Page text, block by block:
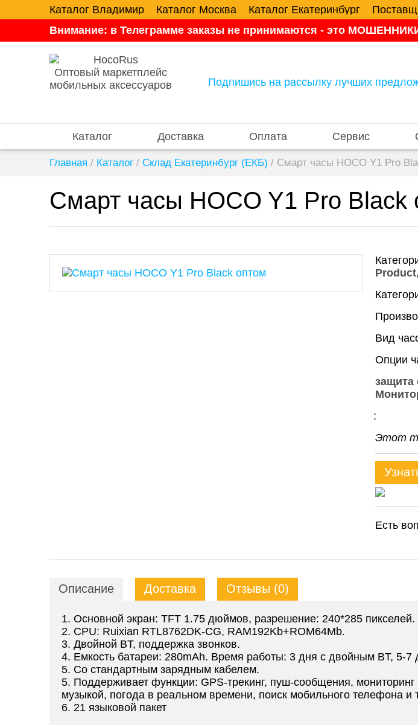
Каталог Владимир Каталог Москва Каталог Екатеринбург
Внимание: в Телеграмме заказы не принимаются - это
Оптовый маркетплейс
мобильных аксессуаров
Подпишись на рассылку лучших
Каталог Доставка Оплата Сервис
Главная / Каталог / Склад Екатеринбург (ЕКБ) / Смарт часы HOCO Y1 Pro
Смарт часы HOCO Y1 Pro Black
Product
Вид
Опции
защита
Этот
Есть
Описание Доставка Отзывы (0)
1. Основной экран: TFT 1.75 дюймов, разрешение: 240*285
2. CPU: Ruixian RTL8762DK-CG, RAM192Kb+ROM64Mb.
3. Двойной BT, поддержка звонков.
4. Емкость батареи: 280mAh. Время работы: 3 дня с двойным BT, 5-
5. Со стандартным зарядным кабелем.
5. Поддерживает функции: GPS-трекинг, пуш-сообщения,
музыкой, погода в реальном времени, поиск мобильного телефона и
6. 21 языковой пакет